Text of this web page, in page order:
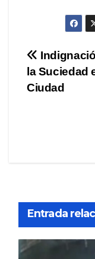
de
la Suciedad
Ciudad
Entrada